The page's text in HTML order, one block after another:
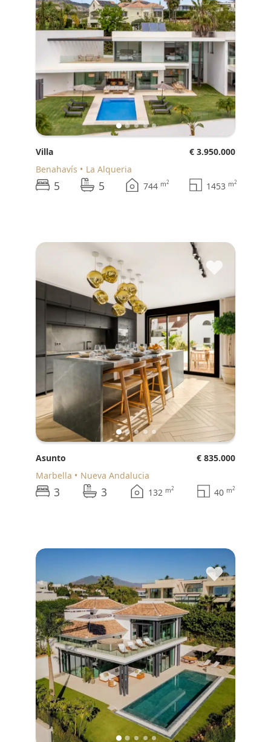
Villa
€ 3.950.000
Benahavís
La Alqueria
5 5 744 m2 1453 m2
♥
Asunto
€ 835.000
Marbella
Nueva Andalucia
3 3 132 m2 40 m2
♥